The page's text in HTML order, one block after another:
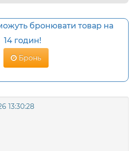
бронювати товар на
14 годин!
Бронь
13:30:28